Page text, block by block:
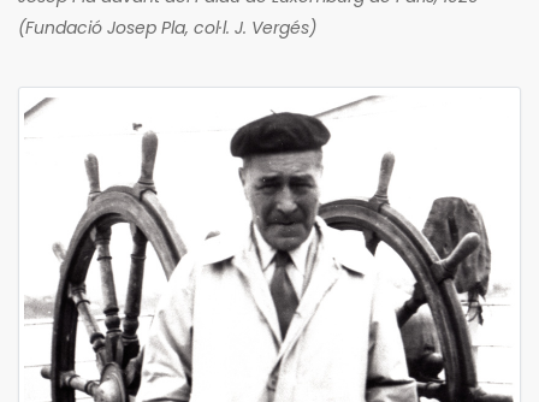
(Fundació Josep Pla, col·l. J. Vergés)